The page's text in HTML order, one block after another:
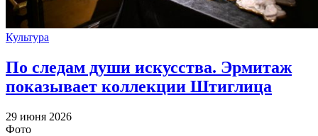
Культура
По следам души искусства. Эрмитаж
показывает коллекции Штиглица
29 июня 2026
Фото